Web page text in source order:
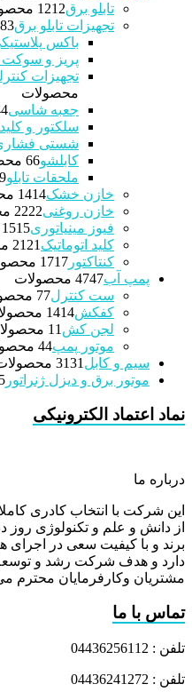
تابلو برق
1212 محصولات
تجهیزات تابلو برق83 محصولات
باکس
پریز و
تجهیزات
محصولات
جعبه شاسی4 محصولات
سلکتور و
شستی
کابلشو 66 محصولات
ملحقات تابلو9 محصولات
خازن خشک
1414 محصولات
خازن روغنی
2222 محصولات
فیوز مینیاتوری
1515 محصولات
کلید اتوماتیک
21 21 محصولات
کنتاکتور
1717 محصولات
پمپ آب
4747 محصولات
ست کنترل 77 محصولات
کفکش
1414 محصولات
لجن کش
1 1 محصولات
موتور پمپ 44 محصولات
سیم و کابل
3131 محصولات
موتور برق و دیزل ژنراتور 25
نماد اعتماد الکترونیکی
درباره ما
این شرکت با انتخاب کادری
از دانش و علم و تکنولوژی روز
برند و با کیفیت سعی در اجرای
دارد و هدف شرکت رشد و
مشتریان وکارفرمایان محترم
تماس با ما
تلفن : 04436256112
تلفن : 04436241272